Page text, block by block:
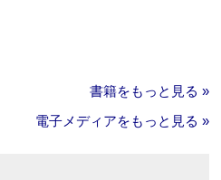
書籍をもっと見る »
電子メディアをもっと見る »